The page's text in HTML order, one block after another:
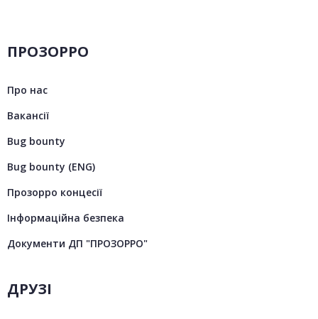
ПРОЗОРРО
Про нас
Вакансії
Bug bounty
Bug bounty (ENG)
Прозорро концесії
Інформаційна безпека
Документи ДП "ПРОЗОРРО"
ДРУЗІ